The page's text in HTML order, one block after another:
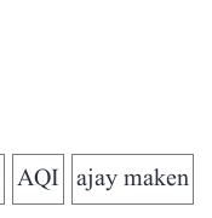
ajay maken
AQI